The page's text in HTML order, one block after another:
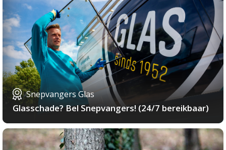
Snepvangers Glas
Glasschade? Bel Snepvangers! (24/7 bereikbaar)